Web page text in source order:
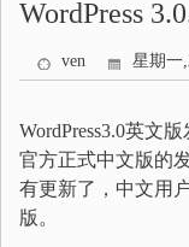
WordPress
ven 星期一
WordPress3.0英文
官方正式中文版的
有更新了，中文用
版。